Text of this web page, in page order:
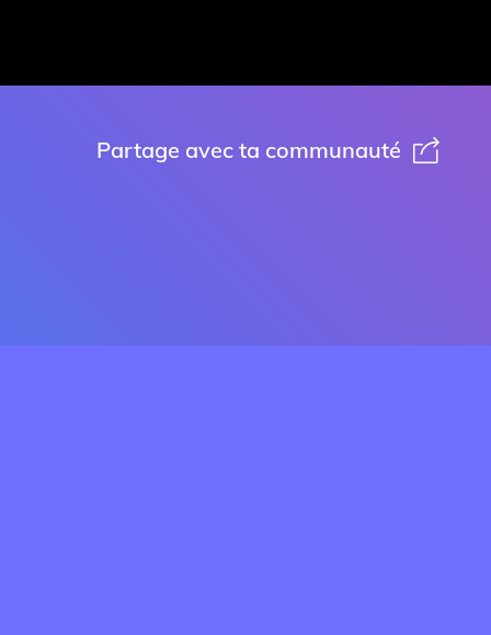
Partage avec ta communauté